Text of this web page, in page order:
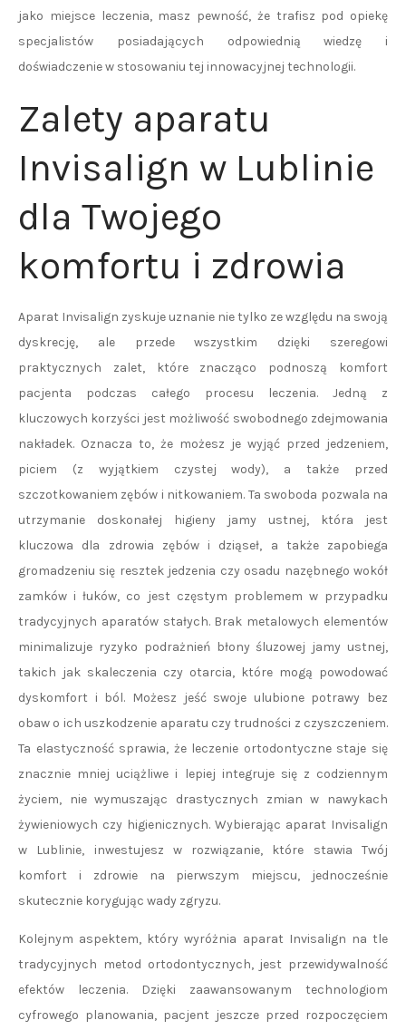
jako miejsce leczenia, masz pewność, że trafisz pod opiekę
specjalistów posiadających odpowiednią wiedzę i
doświadczenie w stosowaniu tej innowacyjnej technologii.
Zalety aparatu
Invisalign w Lublinie
dla Twojego
komfortu i zdrowia
Aparat Invisalign zyskuje uznanie nie tylko ze względu na swoją
dyskrecję, ale przede wszystkim dzięki szeregowi
praktycznych zalet, które znacząco podnoszą komfort
pacjenta podczas całego procesu leczenia. Jedną z
kluczowych korzyści jest możliwość swobodnego zdejmowania
nakładek. Oznacza to, że możesz je wyjąć przed jedzeniem,
piciem (z wyjątkiem czystej wody), a także przed
szczotkowaniem zębów i nitkowaniem. Ta swoboda pozwala na
utrzymanie doskonałej higieny jamy ustnej, która jest
kluczowa dla zdrowia zębów i dziąseł, a także zapobiega
gromadzeniu się resztek jedzenia czy osadu nazębnego wokół
zamków i łuków, co jest częstym problemem w przypadku
tradycyjnych aparatów stałych. Brak metalowych elementów
minimalizuje ryzyko podrażnień błony śluzowej jamy ustnej,
takich jak skaleczenia czy otarcia, które mogą powodować
dyskomfort i ból. Możesz jeść swoje ulubione potrawy bez
obaw o ich uszkodzenie aparatu czy trudności z czyszczeniem.
Ta elastyczność sprawia, że leczenie ortodontyczne staje się
znacznie mniej uciążliwe i lepiej integruje się z codziennym
życiem, nie wymuszając drastycznych zmian w nawykach
żywieniowych czy higienicznych. Wybierając aparat Invisalign
w Lublinie, inwestujesz w rozwiązanie, które stawia Twój
komfort i zdrowie na pierwszym miejscu, jednocześnie
skutecznie korygując wady zgryzu.
Kolejnym aspektem, który wyróżnia aparat Invisalign na tle
tradycyjnych metod ortodontycznych, jest przewidywalność
efektów leczenia. Dzięki zaawansowanym technologiom
cyfrowego planowania, pacjent jeszcze przed rozpoczęciem